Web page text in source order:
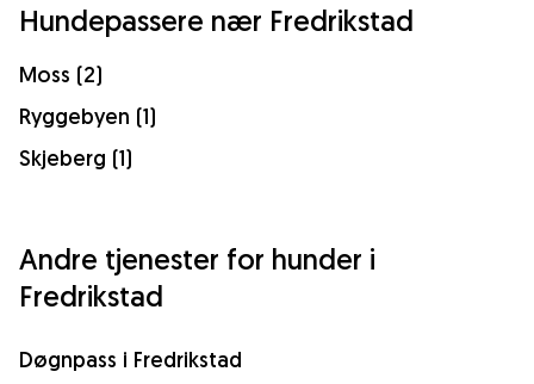
Hundepassere nær Fredrikstad
Moss (2)
Ryggebyen (1)
Skjeberg (1)
Andre tjenester for hunder i
Fredrikstad
Døgnpass i Fredrikstad